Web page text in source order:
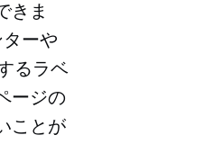
きま
ーや
るラベ
ージの
ことが